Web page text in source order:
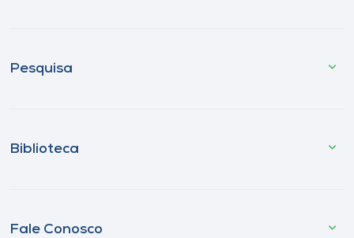
Pesquisa
Biblioteca
Fale Conosco